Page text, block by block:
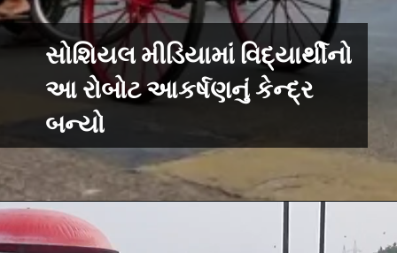
સોશિયલ મીડિયામાં વિદ્યાર્થીનો
આ રોબોટ આકર્ષણનું કેન્દ્ર
બન્યો